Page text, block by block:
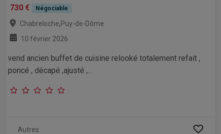
730 €
Négociable
Chabreloche,Puy-de-Dôme
10 février 2026
vend ancien buffet de cuisine relooké totalement refait ,
poncé , décapé ,ajusté ,...
Autres